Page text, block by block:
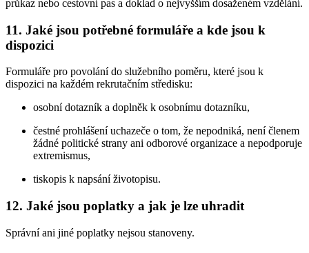
průkaz nebo cestovní pas a doklad o nejvyšším dosaženém vzdělání.
11. Jaké jsou potřebné formuláře a kde jsou k
dispozici
Formuláře pro povolání do služebního poměru, které jsou k
dispozici na každém rekrutačním středisku:
osobní dotazník a doplněk k osobnímu dotazníku,
čestné prohlášení uchazeče o tom, že nepodniká, není členem
žádné politické strany ani odborové organizace a nepodporuje
extremismus,
tiskopis k napsání životopisu.
12. Jaké jsou poplatky a jak je lze uhradit
Správní ani jiné poplatky nejsou stanoveny.